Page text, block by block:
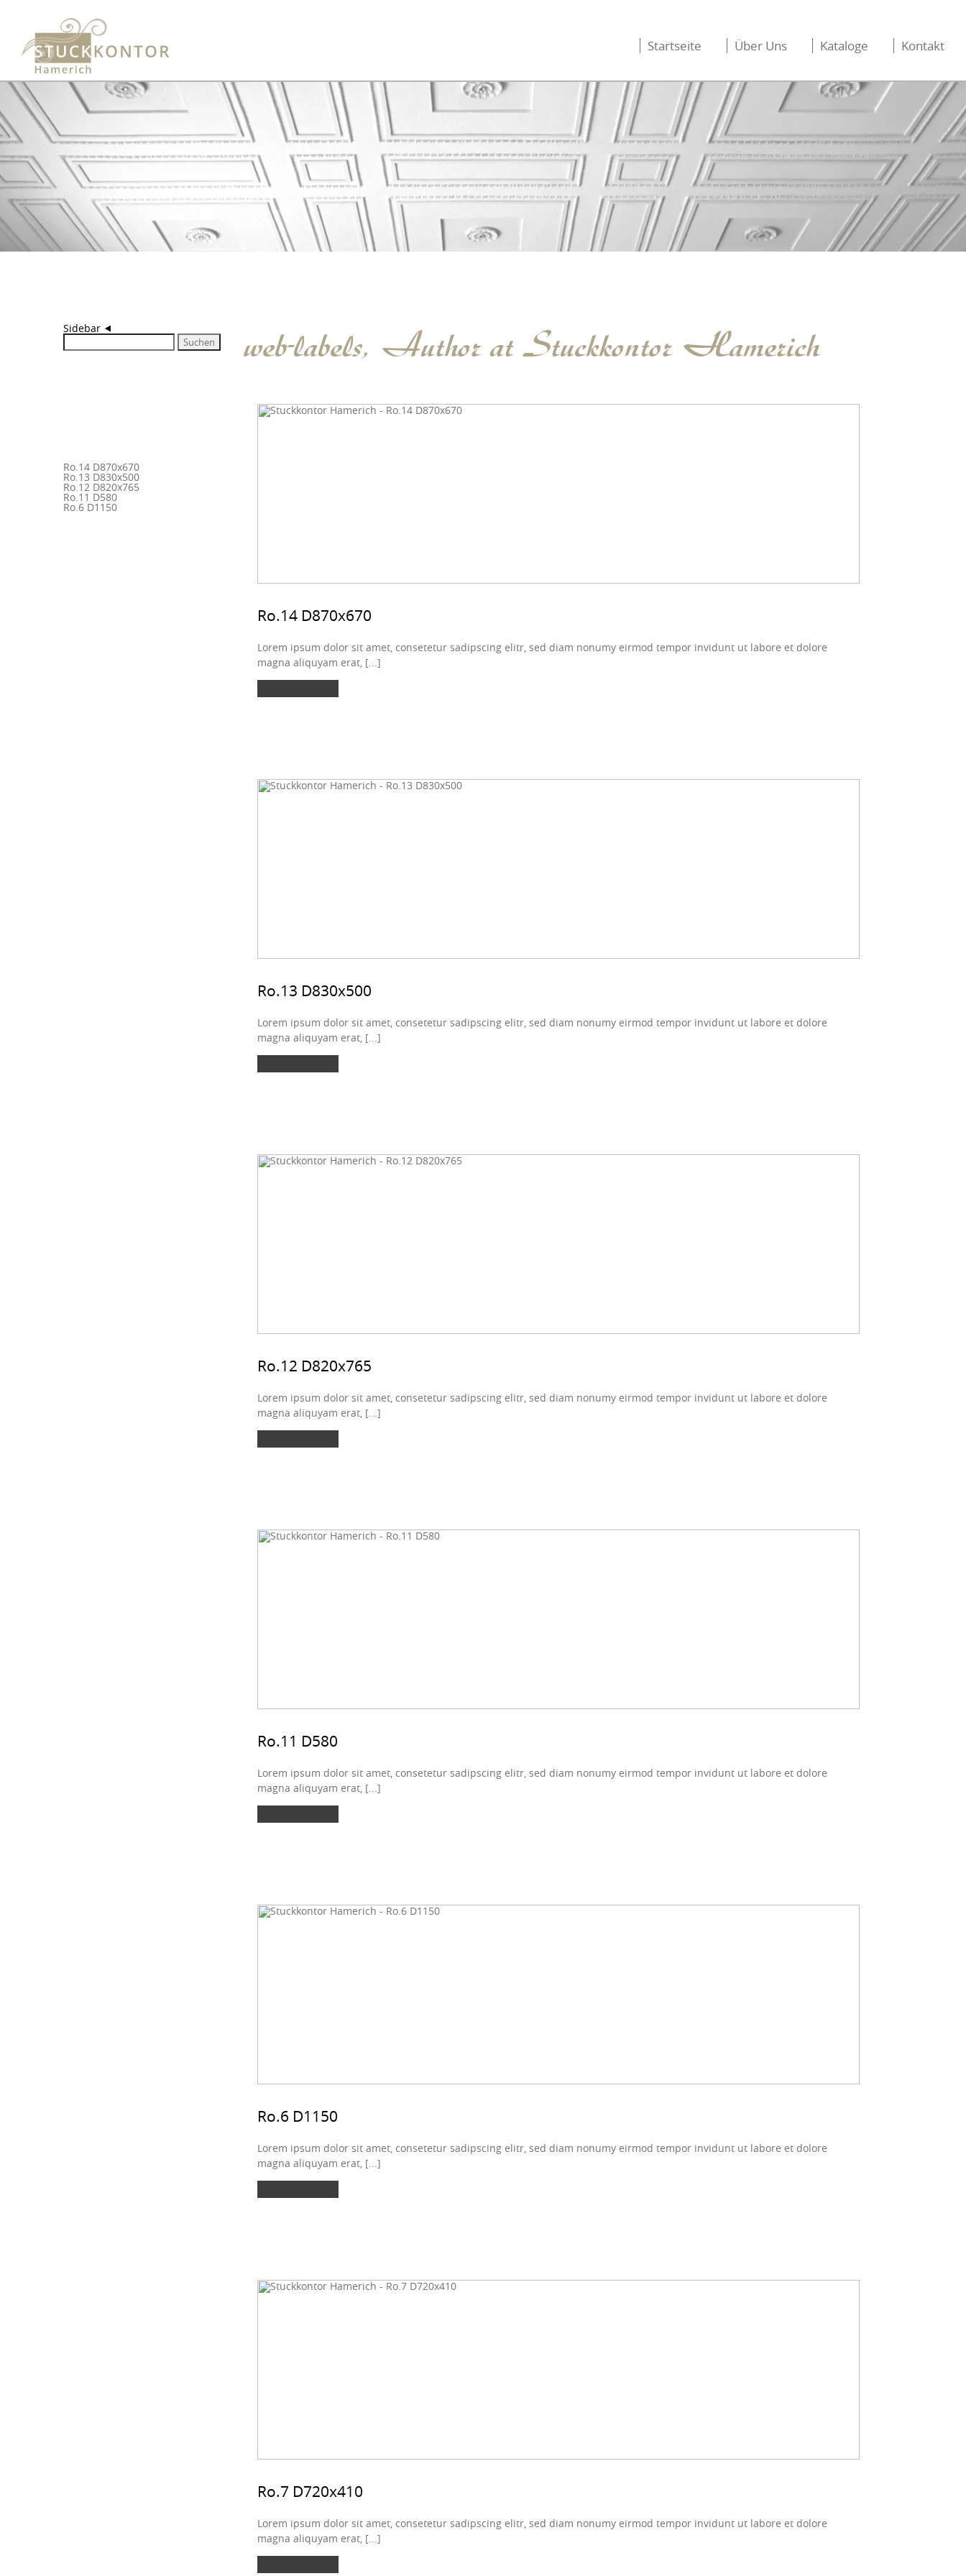
Startseite Über Uns Kataloge Kontakt
Sidebar ⯇
Suche
nach:
Ro.14 D870x670
Ro.13 D830x500
Ro.12 D820x765
Ro.11 D580
Ro.6 D1150
web-labels, Author at Stuckkontor Hamerich
Ro.14 D870x670
Lorem ipsum dolor sit amet, consetetur sadipscing elitr, sed diam nonumy eirmod tempor invidunt ut labore et dolore
magna aliquyam erat, [...]
Ro.13 D830x500
Lorem ipsum dolor sit amet, consetetur sadipscing elitr, sed diam nonumy eirmod tempor invidunt ut labore et dolore
magna aliquyam erat, [...]
Ro.12 D820x765
Lorem ipsum dolor sit amet, consetetur sadipscing elitr, sed diam nonumy eirmod tempor invidunt ut labore et dolore
magna aliquyam erat, [...]
Ro.11 D580
Lorem ipsum dolor sit amet, consetetur sadipscing elitr, sed diam nonumy eirmod tempor invidunt ut labore et dolore
magna aliquyam erat, [...]
Ro.6 D1150
Lorem ipsum dolor sit amet, consetetur sadipscing elitr, sed diam nonumy eirmod tempor invidunt ut labore et dolore
magna aliquyam erat, [...]
Ro.7 D720x410
Lorem ipsum dolor sit amet, consetetur sadipscing elitr, sed diam nonumy eirmod tempor invidunt ut labore et dolore
magna aliquyam erat, [...]